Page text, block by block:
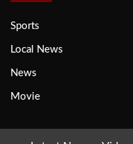
Sports
Local News
News
Movie